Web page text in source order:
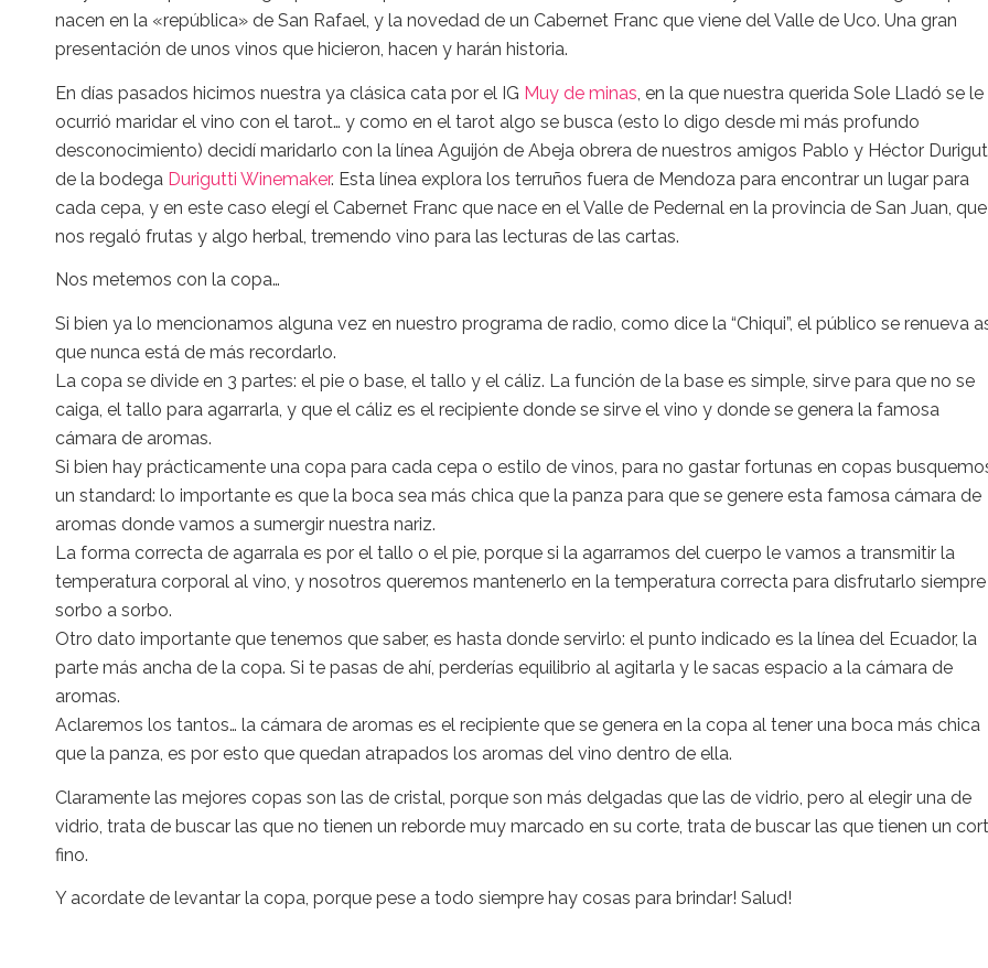
nacen en la «república» de San Rafael, y la novedad de un Cabernet Franc que viene del Valle de Uco. Una gran
presentación de unos vinos que hicieron, hacen y harán historia.
En días pasados hicimos nuestra ya clásica cata por el IG Muy de minas , en la que nuestra querida Sole Lladó se le
ocurrió maridar el vino con el tarot… y como en el tarot algo se busca (esto lo digo desde mi más profundo
desconocimiento) decidí maridarlo con la línea Aguijón de Abeja obrera de nuestros amigos Pablo y Héctor
de la bodega Durigutti Winemaker. Esta línea explora los terruños fuera de Mendoza para encontrar un lugar para
cada cepa, y en este caso elegí el Cabernet Franc que nace en el Valle de Pedernal en la provincia de San Juan, que
nos regaló frutas y algo herbal, tremendo vino para las lecturas de las cartas.
Nos metemos con la copa…
Si bien ya lo mencionamos alguna vez en nuestro programa de radio, como dice la “Chiqui”, el público se renueva
que nunca está de más recordarlo.
La copa se divide en 3 partes: el pie o base, el tallo y el cáliz. La función de la base es simple, sirve para que no se
caiga, el tallo para agarrarla, y que el cáliz es el recipiente donde se sirve el vino y donde se genera la famosa
cámara de aromas.
Si bien hay prácticamente una copa para cada cepa o estilo de vinos, para no gastar fortunas en copas
un standard: lo importante es que la boca sea más chica que la panza para que se genere esta famosa cámara de
aromas donde vamos a sumergir nuestra nariz.
La forma correcta de agarrala es por el tallo o el pie, porque si la agarramos del cuerpo le vamos a transmitir la
temperatura corporal al vino, y nosotros queremos mantenerlo en la temperatura correcta para disfrutarlo
sorbo a sorbo.
Otro dato importante que tenemos que saber, es hasta donde servirlo: el punto indicado es la línea del Ecuador, la
parte más ancha de la copa. Si te pasas de ahí, perderías equilibrio al agitarla y le sacas espacio a la cámara de
aromas.
Aclaremos los tantos… la cámara de aromas es el recipiente que se genera en la copa al tener una boca más chica
que la panza, es por esto que quedan atrapados los aromas del vino dentro de ella.
Claramente las mejores copas son las de cristal, porque son más delgadas que las de vidrio, pero al elegir una de
vidrio, trata de buscar las que no tienen un reborde muy marcado en su corte, trata de buscar las que tienen un
fino.
Y acordate de levantar la copa, porque pese a todo siempre hay cosas para brindar! Salud!